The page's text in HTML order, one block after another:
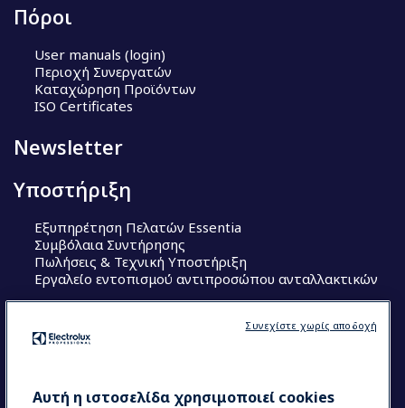
Πόροι
User manuals (login)
Περιοχή Συνεργατών
Καταχώρηση Προϊόντων
ISO Certificates
Newsletter
Υποστήριξη
Εξυπηρέτηση Πελατών Essentia
Συμβόλαια Συντήρησης
Πωλήσεις & Τεχνική Υποστήριξη
Εργαλείο εντοπισμού αντιπροσώπου ανταλλακτικών
Electrolux Professional Ακαδημία Chef
Αυτή η ιστοσελίδα χρησιμοποιεί cookies
Συνεχίστε χωρίς αποδοχή